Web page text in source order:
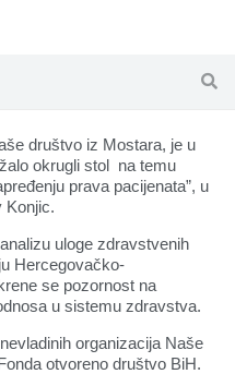
društvo iz Mostara, je u
okrugli stol na temu
prava pacijenata”, u
Konjic.
uloge zdravstvenih
Hercegovačko-
se pozornost na
u sistemu zdravstva.
organizacija Naše
otvoreno društvo BiH.